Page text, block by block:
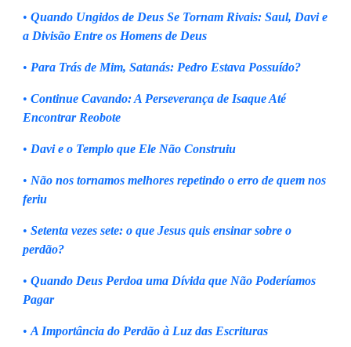
• Quando Ungidos de Deus Se Tornam Rivais: Saul, Davi e
a Divisão Entre os Homens de Deus
• Para Trás de Mim, Satanás: Pedro Estava Possuído?
• Continue Cavando: A Perseverança de Isaque Até
Encontrar Reobote
• Davi e o Templo que Ele Não Construiu
• Não nos tornamos melhores repetindo o erro de quem nos
feriu
• Setenta vezes sete: o que Jesus quis ensinar sobre o
perdão?
• Quando Deus Perdoa uma Dívida que Não Poderíamos
Pagar
• A Importância do Perdão à Luz das Escrituras